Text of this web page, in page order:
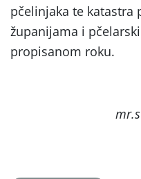
pčelinjaka te katastra
županijama i
propisanom roku.